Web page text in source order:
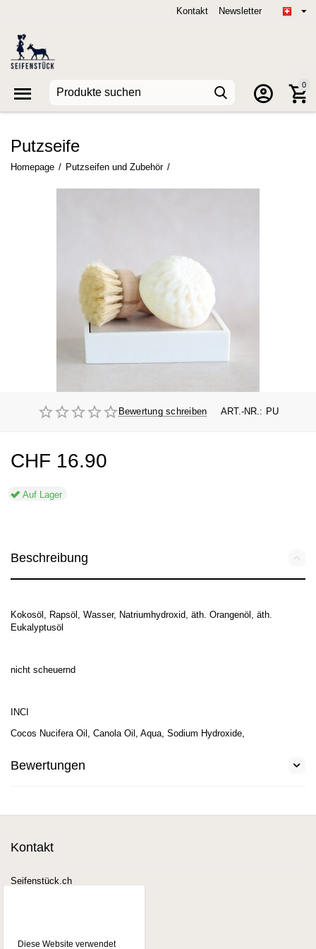
Kontakt Newsletter
0
Putzseife
Homepage / Putzseifen und Zubehör /
Bewertung schreiben ART.-NR.: PU
CHF 16.90
Auf Lager
Beschreibung
Kokosöl, Rapsöl, Wasser, Natriumhydroxid, äth. Orangenöl, äth.
Eukalyptusöl
nicht scheuernd
INCI
Cocos Nucifera Oil, Canola Oil, Aqua, Sodium Hydroxide,
Bewertungen
Kontakt
Seifenstück.ch
Diese Website verwendet